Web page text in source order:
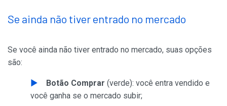
Se ainda não tiver entrado no mercado
Se você ainda não tiver entrado no mercado, suas opções
são:
Botão Comprar (verde): você entra vendido e
você ganha se o mercado subir;